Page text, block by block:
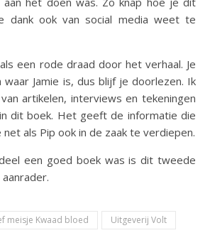
dank ook van social media weet te
een rode draad door het verhaal. Je
Jamie is, dus blijf je doorlezen. Ik
artikelen, interviews en tekeningen
dit boek. Het geeft de informatie die
als Pip ook in de zaak te verdiepen.
een goed boek was is dit tweede
meisje Kwaad bloed
Uitgeverij Volt